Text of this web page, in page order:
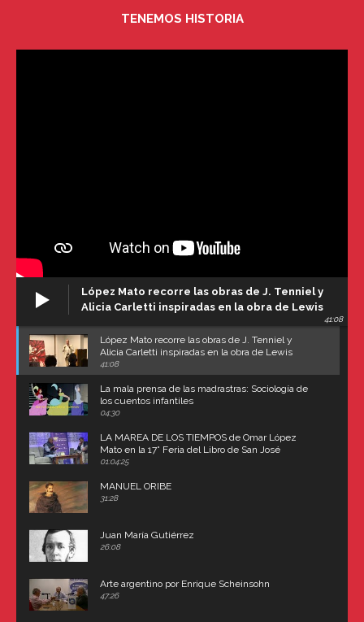
TENEMOS HISTORIA
López Mato recorre las obras de J. Tenniel y
Alicia Carletti inspiradas en la obra de Lewis
41:08
López Mato recorre las obras de J. Tenniel y
Alicia Carletti inspiradas en la obra de Lewis
Carroll
41:08
La mala prensa de las madrastras: Sociología de
los cuentos infantiles
04:30
LA MAREA DE LOS TIEMPOS de Omar López
Mato en la 17° Feria del Libro de San José
(Uruguay)
01:04:25
MANUEL ORIBE
31:28
Juan María Gutiérrez
26:08
Arte argentino por Enrique Scheinsohn
47:26